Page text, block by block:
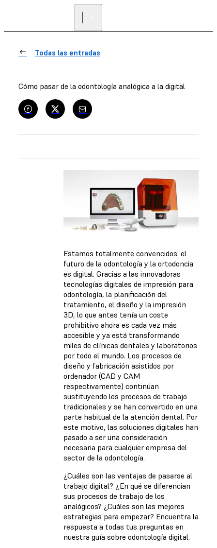
Todas las entradas
Cómo pasar de la odontología analógica a la digital
Estamos totalmente convencidos: el
futuro de la odontología y la ortodoncia
es digital. Gracias a las innovadoras
tecnologías digitales de impresión para
odontología, la planificación del
tratamiento, el diseño y la impresión
3D, lo que antes tenía un coste
prohibitivo ahora es cada vez más
accesible y ya está transformando
miles de clínicas dentales y laboratorios
por todo el mundo. Los procesos de
diseño y fabricación asistidos por
ordenador (CAD y CAM
respectivamente) continúan
sustituyendo los procesos de trabajo
tradicionales y se han convertido en una
parte habitual de la atención dental. Por
este motivo, las soluciones digitales han
pasado a ser una consideración
necesaria para cualquier empresa del
sector de la odontología.
¿Cuáles son las ventajas de pasarse al
trabajo digital? ¿En qué se diferencian
sus procesos de trabajo de los
analógicos? ¿Cuáles son las mejores
estrategias para empezar? Encuentra la
respuesta a todas tus preguntas en
nuestra guía sobre odontología digital.